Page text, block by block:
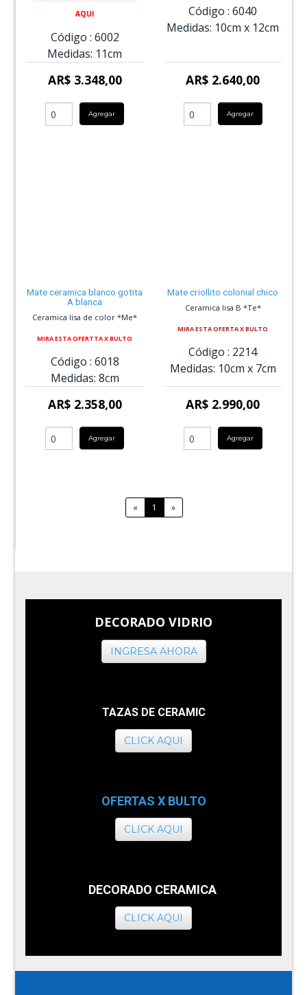
AQUI
Código : 6002
Medidas: 11cm
AR$ 3.348,00
Agregar
Código : 6040
Medidas: 10cm x 12cm
AR$ 2.640,00
Agregar
Mate ceramica blanco gotita
A blanca
Ceramica lisa de color *Me*
MIRA ESTA OFERTTA X BULTO
Código : 6018
Medidas: 8cm
AR$ 2.358,00
Agregar
Mate criollito colonial chico
Ceramica lisa B *Te*
MIRA ESTA OFERTA X BULTO
Código : 2214
Medidas: 10cm x 7cm
AR$ 2.990,00
Agregar
« 1 »
DECORADO VIDRIO
INGRESA AHORA
TAZAS DE CERAMIC
CLICK AQUI
OFERTAS X BULTO
CLICK AQUI
DECORADO CERAMICA
CLICK AQUI